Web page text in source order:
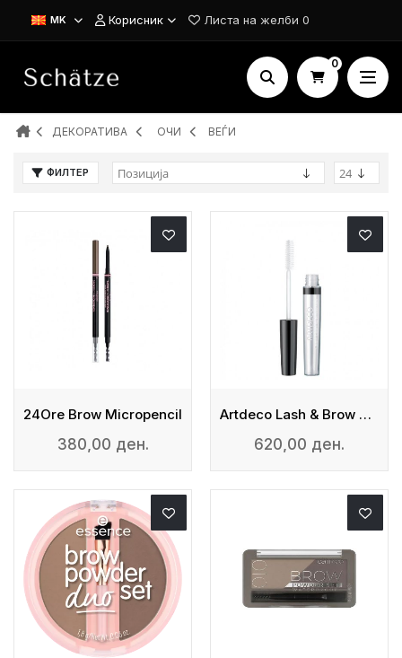
MK Корисник Листа на желби 0
0
ДЕКОРАТИВА ОЧИ ВЕЃИ
ФИЛТЕР
24Ore Brow Micropencil
380,00 ден.
Artdeco Lash & Brow Gel
620,00 ден.